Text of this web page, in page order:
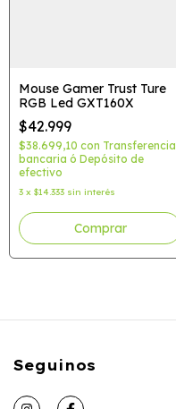
Mouse Gamer Trust Ture
RGB Led GXT160X
$42.999
$38.699,10 con Transferencia
bancaria ó Depósito de
efectivo
3 x $14.333 sin interés
Seguinos